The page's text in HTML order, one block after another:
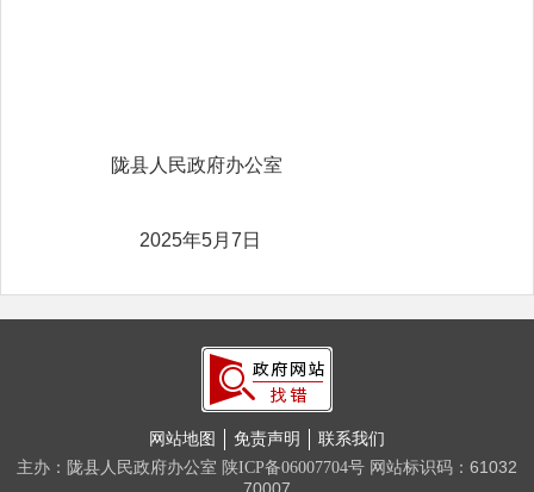
陇县人民政府办公室
2025年5月7日
网站地图 免责声明 联系我们
主办：陇县人民政府办公室 陕ICP备06007704号 网站标识码：61032